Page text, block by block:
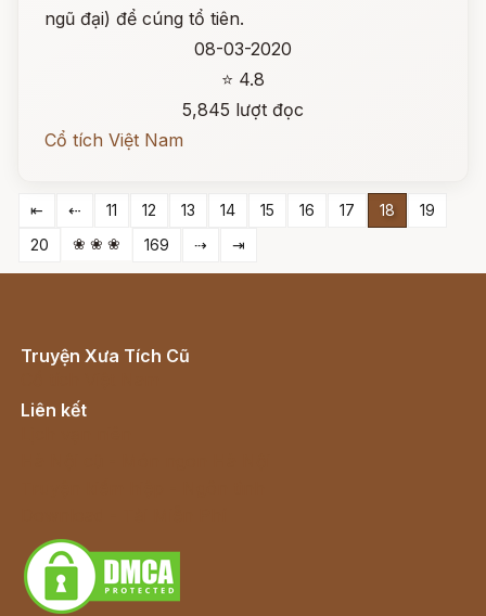
ngũ đại) để cúng tổ tiên.
08-03-2020
⭐ 4.8
5,845 lượt đọc
Cổ tích Việt Nam
⇤ ⇠ 11 12 13 14 15 16 17 18
19
20
❀ ❀ ❀ 169 ⇢ ⇥
Truyện Xưa Tích Cũ
Liên kết